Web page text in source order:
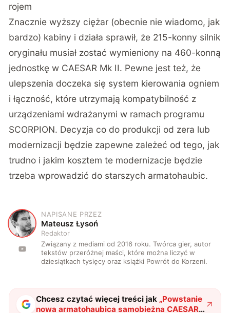
rojem
Znacznie wyższy ciężar (obecnie nie wiadomo, jak
bardzo) kabiny i działa sprawił, że 215-konny silnik
oryginału musiał zostać wymieniony na 460-konną
jednostkę w CAESAR Mk II. Pewne jest też, że
ulepszenia doczeka się system kierowania ogniem
i łączność, które utrzymają kompatybilność z
urządzeniami wdrażanymi w ramach programu
SCORPION. Decyzja co do produkcji od zera lub
modernizacji będzie zapewne zależeć od tego, jak
trudno i jakim kosztem te modernizacje będzie
trzeba wprowadzić do starszych armatohaubic.
M
NAPISANE PRZEZ
Mateusz Łysoń
Redaktor
Związany z mediami od 2016 roku. Twórca gier, autor
tekstów przeróżnej maści, które można liczyć w
dziesiątkach tysięcy oraz książki Powrót do Korzeni.
Chcesz czytać więcej treści jak „Powstanie
nowa armatohaubica samobieżna CAESAR.